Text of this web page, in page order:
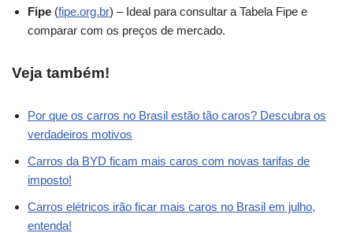
Fipe (fipe.org.br) – Ideal para consultar a Tabela Fipe e
comparar com os preços de mercado.
Veja também!
Por que os carros no Brasil estão tão caros? Descubra os
verdadeiros motivos
Carros da BYD ficam mais caros com novas tarifas de
imposto!
Carros elétricos irão ficar mais caros no Brasil em julho,
entenda!